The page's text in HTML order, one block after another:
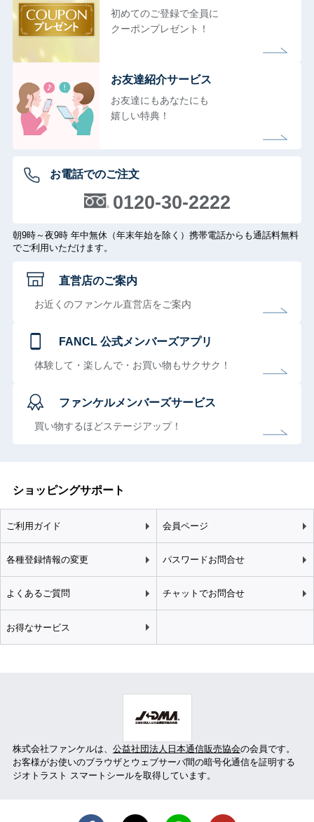
初めてのご登録で全員に
クーポンプレゼント！
お友達紹介サービス
お友達にもあなたにも
嬉しい特典！
お電話でのご注文
0120-30-2222
朝9時～夜9時 年中無休（年末年始を除く）携帯電話からも通話料無料
でご利用いただけます。
直営店のご案内
お近くのファンケル直営店をご案内
FANCL 公式メンバーズアプリ
体験して・楽しんで・お買い物もサクサク！
ファンケルメンバーズサービス
買い物するほどステージアップ！
ショッピングサポート
ご利用ガイド 会員ページ
各種登録情報の変更 パスワードお問合せ
よくあるご質問 チャットでお問合せ
お得なサービス
株式会社ファンケルは、 公益社団法人日本通信販売協会の会員です。
お客様がお使いのブラウザとウェブサーバ間の暗号化通信を証明する
ジオトラスト スマートシールを取得しています。